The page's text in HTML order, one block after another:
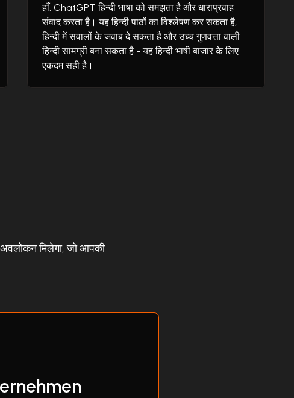
हाँ, ChatGPT हिन्दी भाषा को समझता है और धाराप्रवाह
संवाद करता है। यह हिन्दी पाठों का विश्लेषण कर सकता है,
हिन्दी में सवालों के जवाब दे सकता है और उच्च गुणवत्ता वाली
हिन्दी सामग्री बना सकता है - यह हिन्दी भाषी बाजार के लिए
एकदम सही है।
मिलेगा, जो आपकी